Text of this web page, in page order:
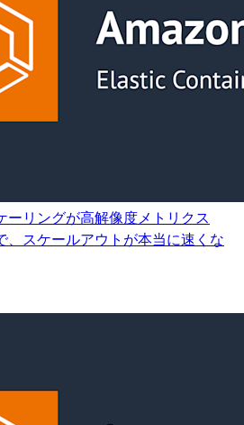
ーリングが高解像度メトリクス
、スケールアウトが本当に速くな